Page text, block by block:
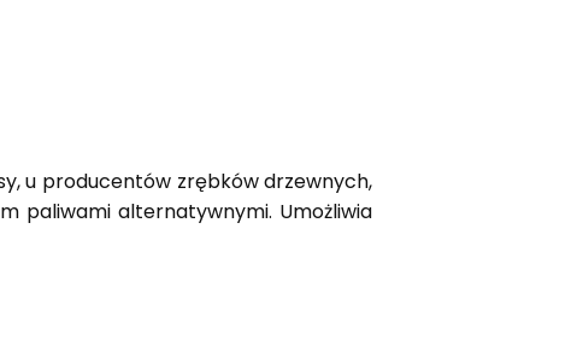
u producentów zrębków drzewnych,
paliwami alternatywnymi. Umożliwia